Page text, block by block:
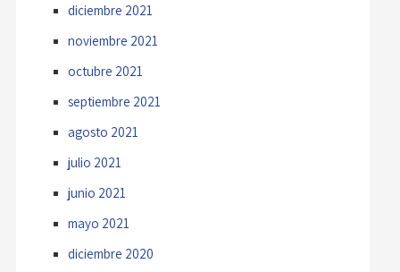
diciembre 2021
noviembre 2021
octubre 2021
septiembre 2021
agosto 2021
julio 2021
junio 2021
mayo 2021
diciembre 2020